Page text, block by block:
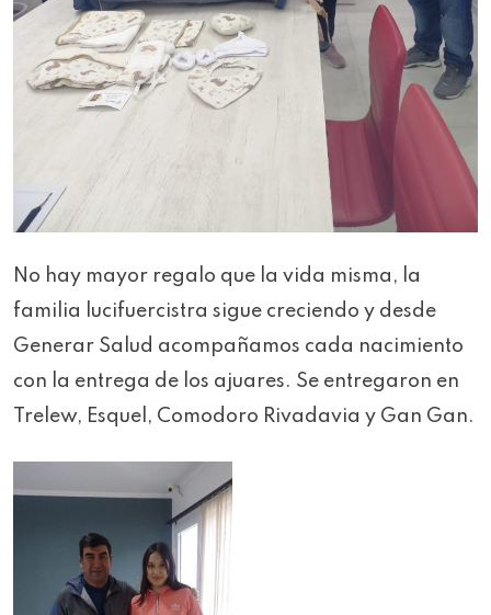
No hay mayor regalo que la vida misma, la
familia lucifuercistra sigue creciendo y desde
Generar Salud acompañamos cada nacimiento
con la entrega de los ajuares. Se entregaron en
Trelew, Esquel, Comodoro Rivadavia y Gan Gan.